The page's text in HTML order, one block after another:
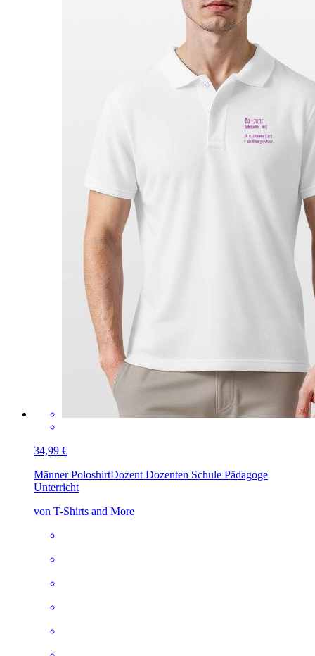
34,99 €
Männer PoloshirtDozent Dozenten Schule Pädagoge
Unterricht
von T-Shirts and More